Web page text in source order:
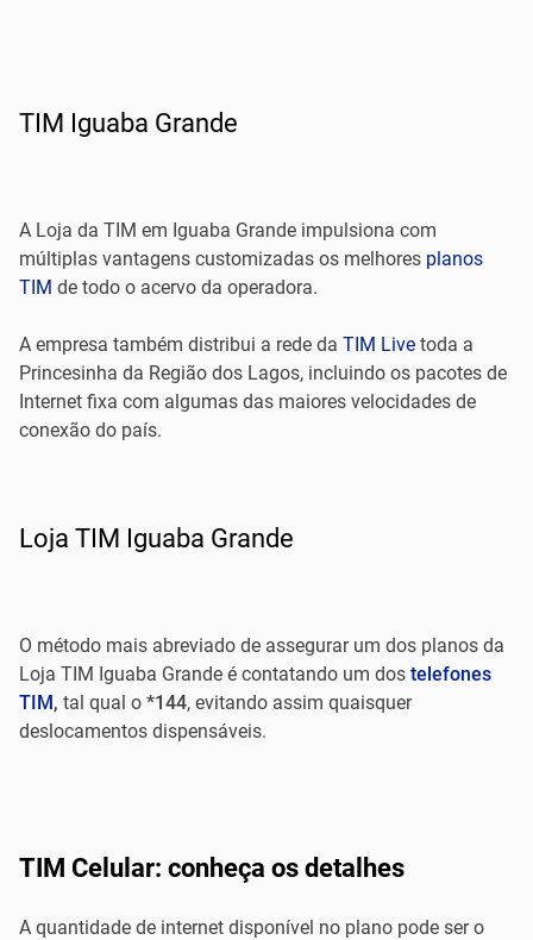
TIM Iguaba Grande
A Loja da TIM em Iguaba Grande impulsiona com
múltiplas vantagens customizadas os melhores planos
TIM de todo o acervo da operadora.
A empresa também distribui a rede da TIM Live toda a
Princesinha da Região dos Lagos, incluindo os pacotes de
Internet fixa com algumas das maiores velocidades de
conexão do país.
Loja TIM Iguaba Grande
O método mais abreviado de assegurar um dos planos da
Loja TIM Iguaba Grande é contatando um dos telefones
TIM, tal qual o *144, evitando assim quaisquer
deslocamentos dispensáveis.
TIM Celular: conheça os detalhes
A quantidade de internet disponível no plano pode ser o